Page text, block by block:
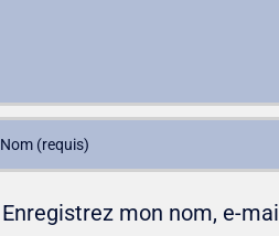
Enregistrez mon nom, e-